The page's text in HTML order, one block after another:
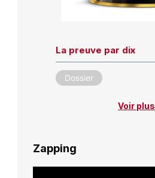
La preuve par dix
Dossier
Voir plus
Zapping